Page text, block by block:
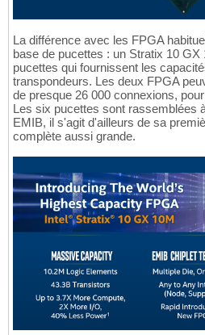
La différence avec les FPGA
base de pucettes : un Stratix 10
pucettes qui fournissent les
transpondeurs. Les deux FPGA
de presque 26 000 connexions,
Les six pucettes sont rassemblées
EMIB, il s'agit d'ailleurs de sa
complète aussi grande.